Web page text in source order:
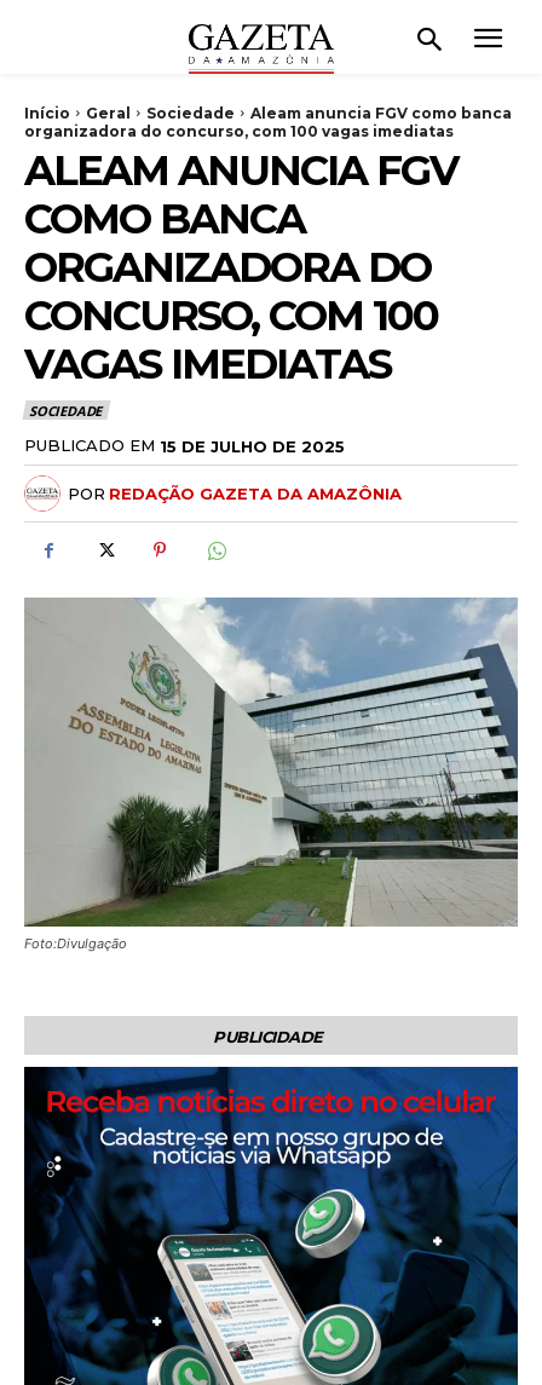
Início Geral Sociedade
Aleam anuncia FGV como banca
organizadora do concurso, com 100 vagas imediatas
ALEAM ANUNCIA FGV
COMO BANCA
ORGANIZADORA DO
CONCURSO, COM 100
VAGAS IMEDIATAS
SOCIEDADE
PUBLICADO EM 15 DE JULHO DE 2025
POR REDAÇÃO GAZETA DA AMAZÔNIA
Foto:Divulgação
PUBLICIDADE